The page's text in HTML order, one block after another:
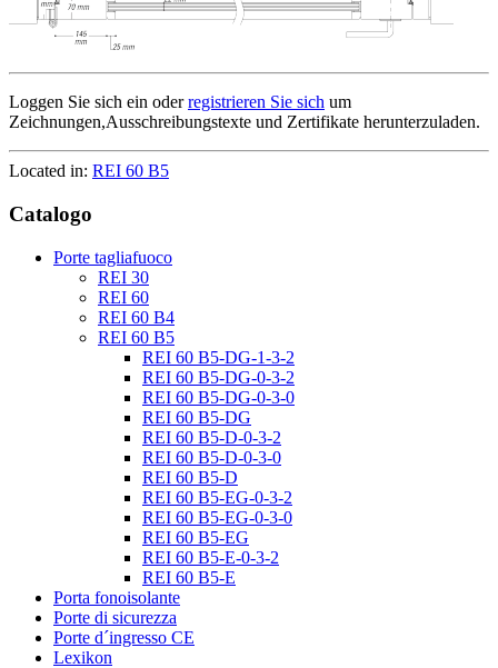
Loggen Sie sich ein oderregistrieren Sie sich um
Zeichnungen,Ausschreibungstexte und Zertifikate herunterzuladen.
Located in: REI 60 B5
Catalogo
Porte tagliafuoco
REI 30
REI 60
REI 60 B4
REI 60 B5
REI 60 B5-DG-1-3-2
REI 60 B5-DG-0-3-2
REI 60 B5-DG-0-3-0
REI 60 B5-DG
REI 60 B5-D-0-3-2
REI 60 B5-D-0-3-0
REI 60 B5-D
REI 60 B5-EG-0-3-2
REI 60 B5-EG-0-3-0
REI 60 B5-EG
REI 60 B5-E-0-3-2
REI 60 B5-E
Porta fonoisolante
Porte di sicurezza
Porte d´ingresso CE
Lexikon